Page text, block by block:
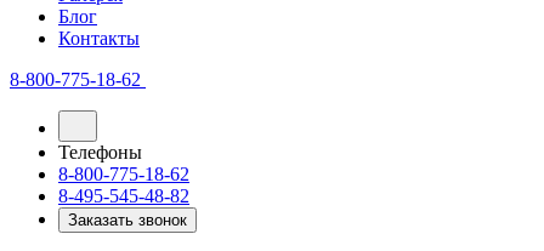
Блог
Контакты
8-800-775-18-62
Телефоны
8-800-775-18-62
8-495-545-48-82
Заказать звонок